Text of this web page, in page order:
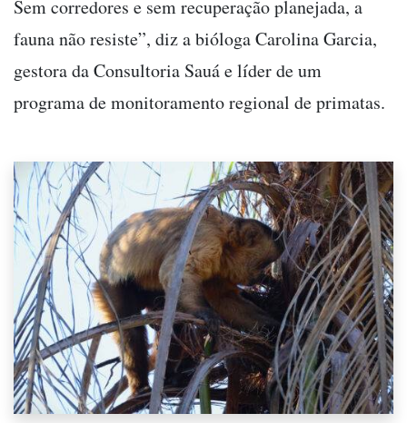
Sem corredores e sem recuperação planejada, a
fauna não resiste”, diz a bióloga Carolina Garcia,
gestora da Consultoria Sauá e líder de um
programa de monitoramento regional de primatas.